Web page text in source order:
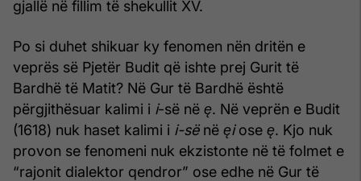
gjallë në fillim të shekullit XV.
Po si duhet shikuar ky fenomen nën dritën e
veprës së Pjetër Budit që ishte prej Gurit të
Bardhë të Matit? Në Gur të Bardhë është
përgjithësuar kalimi i i-së në ę. Në veprën e Budit
(1618) nuk haset kalimi i i-së në ęi ose ę. Kjo nuk
provon se fenomeni nuk ekzistonte në të folmet e
“rajonit dialektor qendror” ose edhe në Gur të